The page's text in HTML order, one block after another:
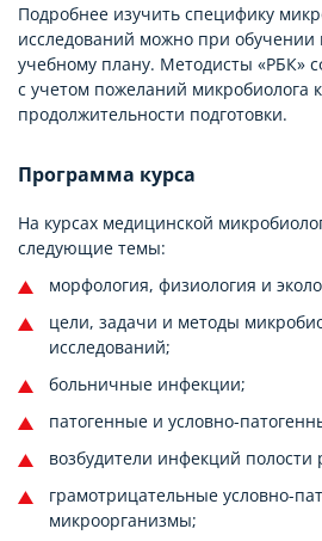
Подробнее изучить специфику
исследований можно при обучении
учебному плану. Методисты «РБК»
с учетом пожеланий микробиолога
продолжительности подготовки.
Программа курса
На курсах медицинской
следующие темы:
морфология, физиология и
цели, задачи и методы
исследований;
больничные инфекции;
патогенные и условно-
возбудители инфекций полости
грамотрицательные условно-
микроорганизмы;